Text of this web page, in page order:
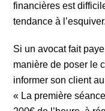
financières est
tendance à l’esquiver.
Si un avocat fait
manière de poser le
informer son client
« La première